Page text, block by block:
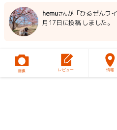
hemuさんが「ひるぜんワ
月17日に投稿 しました。
画像 レビュー 情報